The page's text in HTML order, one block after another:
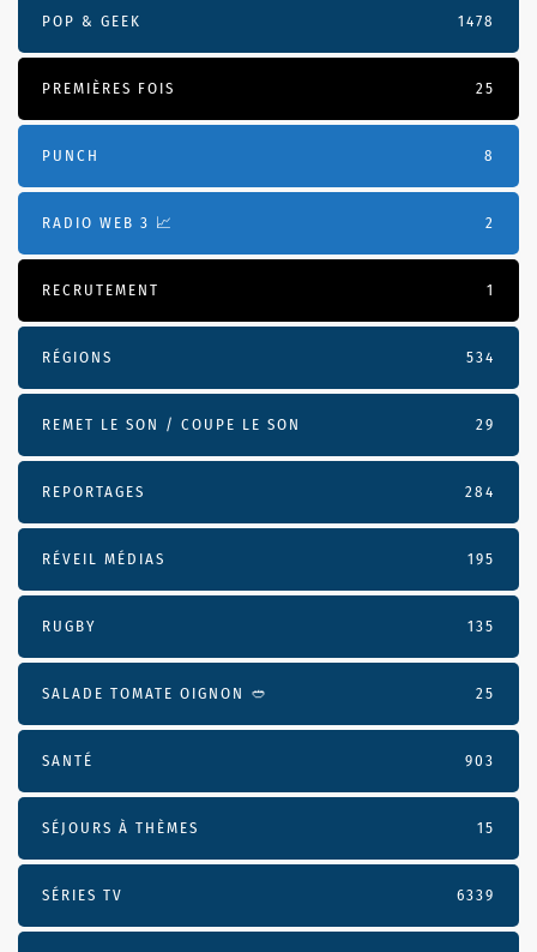
POP & GEEK 1478
PREMIÈRES FOIS 25
PUNCH 8
RADIO WEB 3 📈 2
RECRUTEMENT 1
RÉGIONS 534
REMET LE SON / COUPE LE SON 29
REPORTAGES 284
RÉVEIL MÉDIAS 195
RUGBY 135
SALADE TOMATE OIGNON 🥙 25
SANTÉ 903
SÉJOURS À THÈMES 15
SÉRIES TV 6339